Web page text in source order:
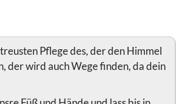
Pflege des, der den Himmel
der wird auch Wege finden, da dein